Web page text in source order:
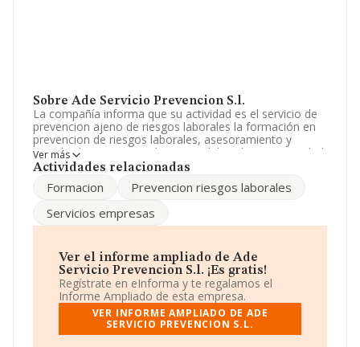
Sobre Ade Servicio Prevencion S.l.
La compañía informa que su actividad es el servicio de
prevencion ajeno de riesgos laborales la formación en
prevencion de riesgos laborales, asesoramiento y
gestión de prevencion de riesgos laborales. La sociedad
está registrada como Sociedad Limitada. Tiene CNAE:
mercados exteriores.
Los empleados se han reducido un 50% y atendiendo a
los datos disponibles en INFORMA, el número de
media de sector.
Para ponerse en contacto con sus oficinas, la empresa
facilita el número de teléfono 971728010.
La sociedadAde Servicio Prevencion S.L, CIF
B57167793, tiene su domicilio social establecido en
Ver más
Actividades relacionadas
Formacion
Prevencion riesgos laborales
Servicios empresas
Ver el informe ampliado de Ade
Servicio Prevencion S.l. ¡Es gratis!
Regístrate en eInforma y te regalamos el
Informe Ampliado de esta empresa.
VER INFORME AMPLIADO DE ADE
SERVICIO PREVENCION S.L.